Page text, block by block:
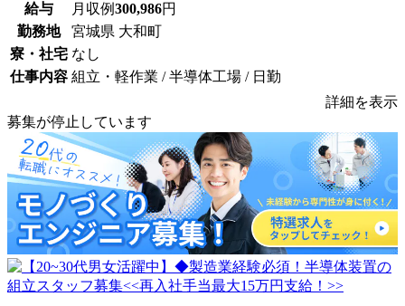
給与 月収例300,986円
勤務地
宮城県 大和町
寮・社宅 なし
仕事内容 組立・軽作業 / 半導体工場 / 日勤
詳細を表示
募集が停止しています